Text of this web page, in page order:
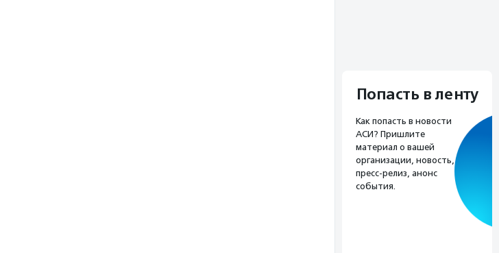
Попасть в ленту
Как попасть в новости
АСИ? Пришлите
материал о вашей
организации, новость,
пресс-релиз, анонс
события.